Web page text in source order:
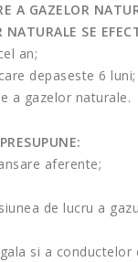
A GAZELOR
SE
an;
depaseste 6 luni;
a gazelor naturale.
aferente;
de lucru a
si a conductelor